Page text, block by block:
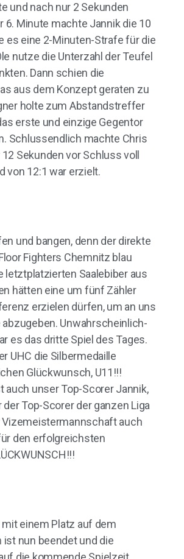
und nach nur 2 Sekunden
6. Minute machte Jannik die 10
es eine 2-Minuten-Strafe für die
nutze die Unterzahl der Teufel
Dann schien die
aus dem Konzept geraten zu
holte zum Abstandstreffer
erste und einzige Gegentor
Schlussendlich machte Chris
Sekunden vor Schluss voll
von 12:1 war erzielt.
und bangen, denn der direkte
Fighters Chemnitz blau
letztplatzierten Saalebiber aus
hätten eine um fünf Zähler
erzielen dürfen, um an uns
abzugeben. Unwahrscheinlich-
es das dritte Spiel des Tages.
UHC die Silbermedaille
Glückwunsch, U11!!!
auch unser Top-Scorer Jannik,
Top-Scorer der ganzen Liga
auch
den erfolgreichsten
mit einem Platz auf dem
ist nun beendet und die